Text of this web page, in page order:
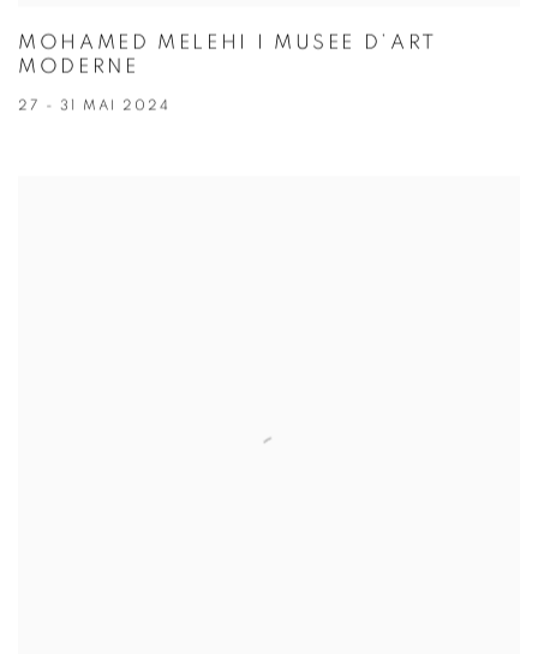
MOHAMED MELEHI I MUSEE D’ART
MODERNE
27 - 31 MAI 2024